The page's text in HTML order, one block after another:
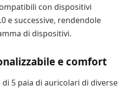
con dispositivi
e successive, rendendole
di dispositivi.
e comfort
5 paia di auricolari di diverse